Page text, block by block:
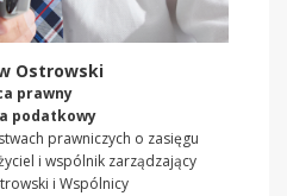
Ostrowski
prawny
podatkowy
prawniczych o zasięgu
i wspólnik zarządzający
i Wspólnicy